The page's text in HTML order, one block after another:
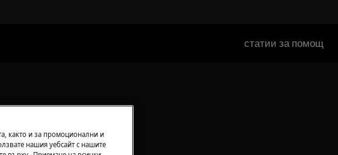
статии за помощ
както и за промоционални и
нашия уебсайт с нашите